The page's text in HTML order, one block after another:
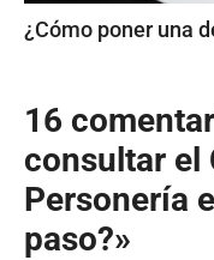
¿Cómo poner una
16
consultar el
Personería
paso?»